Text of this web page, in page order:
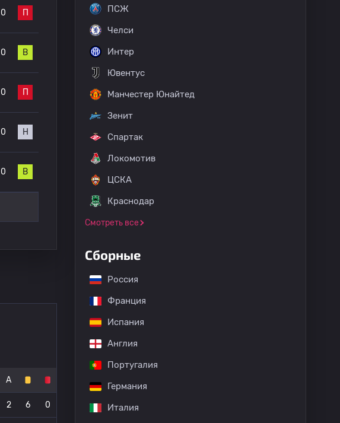
0 П
0 В
0 П
0 Н
0 В
А
2 6 0
ПСЖ
Челси
Интер
Ювентус
Манчестер Юнайтед
Зенит
Спартак
Локомотив
ЦСКА
Краснодар
Смотреть все
Сборные
Россия
Франция
Испания
Англия
Португалия
Германия
Италия